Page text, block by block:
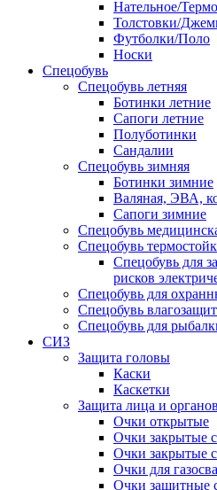
Нательное/
Толстовки/
Футболки/Поло
Носки
Спецобувь
Спецобувь летняя
Ботинки летние
Сапоги летние
Полуботинки
Сандалии
Спецобувь зимняя
Ботинки зимние
Валяная, ЭВА,
Сапоги зимние
Спецобувь
Спецобувь
Спецобувь для
рисков
Спецобувь для
Спецобувь
Спецобувь для
СИЗ
Защита головы
Каски
Каскетки
Защита лица и
Очки открытые
Очки закрытые
Очки закрытые
Очки для
Очки защитные